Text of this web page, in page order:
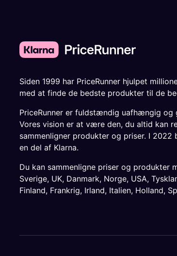
Siden 1999 har PriceRunner hjulpet
med at finde de bedste produkter til de
PriceRunner er fuldstændig uafhængig og
Vores vision er at være den, du altid kan
sammenligner produkter og priser. I 2022
en del af Klarna.
Du kan sammenligne priser og produkter
Sverige, UK, Danmark, Norge, USA,
Finland, Frankrig, Irland, Italien, Holland,